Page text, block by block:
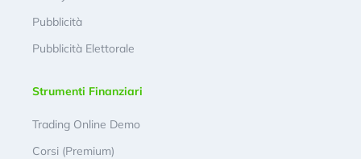
Pubblicità
Pubblicità Elettorale
Strumenti Finanziari
Trading Online Demo
Corsi (Premium)